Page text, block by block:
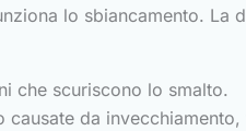
lo sbiancamento. La
che scuriscono lo smalto.
da